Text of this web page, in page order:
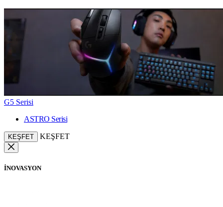
G5 Serisi
ASTRO Serisi
KEŞFET KEŞFET
İNOVASYON